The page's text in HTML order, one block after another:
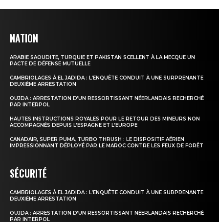
NATION
ARABIE SAOUDITE, TURQUIE ET PAKISTAN SCELLENT À LA MECQUE UN
PACTE DE DÉFENSE MUTUELLE
CAMBRIOLAGES À EL JADIDA : L’ENQUÊTE CONDUIT À UNE SURPRENANTE
DEUXIÈME ARRESTATION
OUJDA : ARRESTATION D’UN RESSORTISSANT NÉERLANDAIS RECHERCHÉ
PAR INTERPOL
HAUTES INSTRUCTIONS ROYALES POUR LE RETOUR DES MINEURS NON
ACCOMPAGNÉS DEPUIS L’ESPAGNE ET L’EUROPE
CANADAIR, SUPER PUMA, TURBO THRUSH : LE DISPOSITIF AÉRIEN
IMPRESSIONNANT DÉPLOYÉ PAR LE MAROC CONTRE LES FEUX DE FORÊT
SÉCURITÉ
CAMBRIOLAGES À EL JADIDA : L’ENQUÊTE CONDUIT À UNE SURPRENANTE
DEUXIÈME ARRESTATION
OUJDA : ARRESTATION D’UN RESSORTISSANT NÉERLANDAIS RECHERCHÉ
PAR INTERPOL